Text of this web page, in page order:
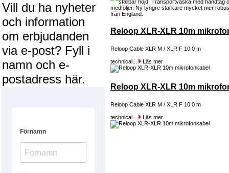
Vill du ha nyheter
och information
om erbjudanden
via e-post? Fyll i
namn och e-
postadress här.
Reloop XLR-XLR 10m
Reloop Cable XLR M / XLR F 10.0 m
technical... Läs mer
Reloop XLR-XLR 10m
Reloop Cable XLR M / XLR F 10.0 m
technical... Läs mer